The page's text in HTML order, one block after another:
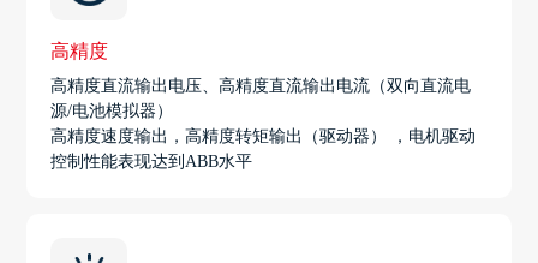
高精度
高精度直流输出电压、高精度直流输出电流（双向直流电
源/电池模拟器）
高精度速度输出，高精度转矩输出（驱动器） ，电机驱动
控制性能表现达到ABB水平